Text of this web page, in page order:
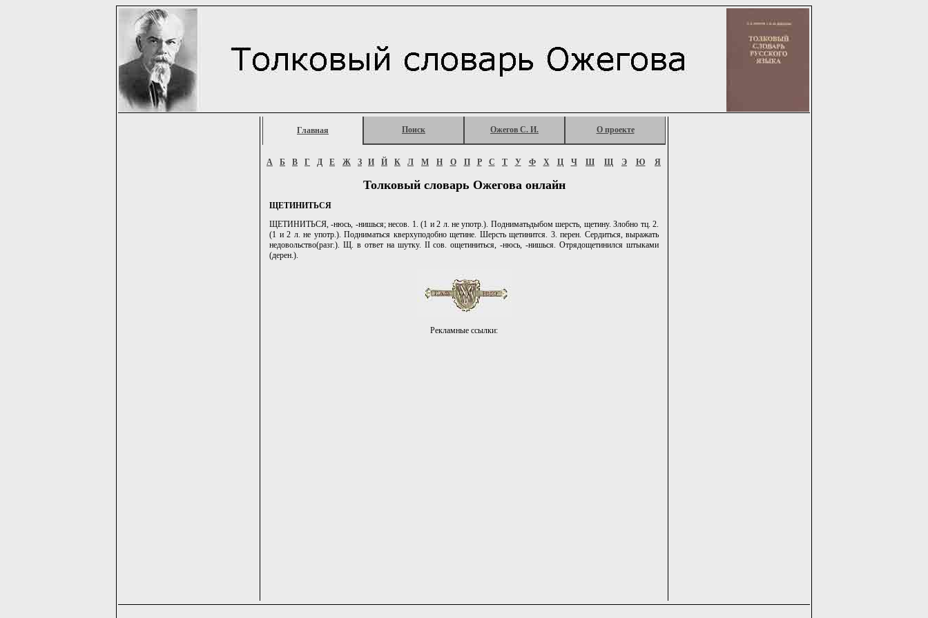
Главная Поиск Ожегов С. И. О проекте
А Б В Г Д Е Ж З И Й К Л М Н О П Р С Т У Ф Х Ц Ч Ш Щ Э Ю Я
Толковый словарь Ожегова онлайн
ЩЕТИНИТЬСЯ
ЩЕТИНИТЬСЯ, -нюсь, -нишься; несов. 1. (1 и 2 л. не употр.). Подниматьдыбом шерсть, щетину. Злобно тц. 2.
(1 и 2 л. не употр.). Подниматься кверхуподобно щетине. Шерсть щетинится. 3. перен. Сердиться, выражать
недовольство(разг.). Щ. в ответ на шутку. II сов. ощетиниться, -нюсь, -нишься. Отрядощетинился штыками
(дерен.).
Рекламные ссылки: